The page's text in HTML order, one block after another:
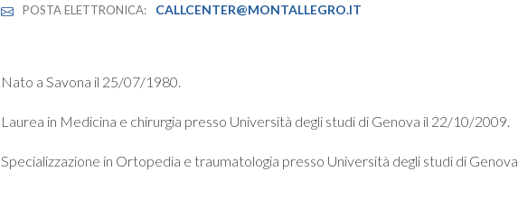
POSTA ELETTRONICA: CALLCENTER@MONTALLEGRO.IT
Nato a Savona il 25/07/1980.
Laurea in Medicina e chirurgia presso Università degli studi di Genova il 22/10/2009.
Specializzazione in Ortopedia e traumatologia presso Università degli studi di Genova